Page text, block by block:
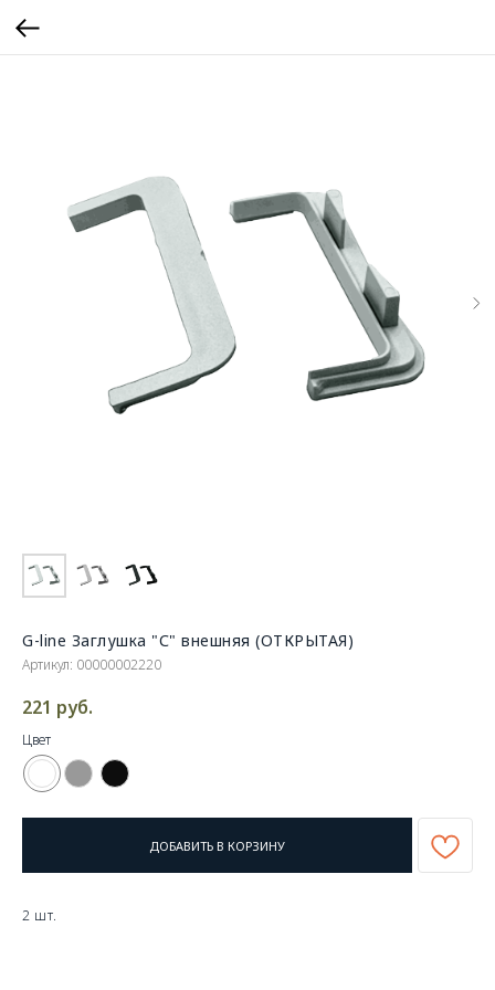
G-line Заглушка "С" внешняя (ОТКРЫТАЯ)
Артикул: 00000002220
221 руб.
Цвет
ДОБАВИТЬ В КОРЗИНУ
2 шт.